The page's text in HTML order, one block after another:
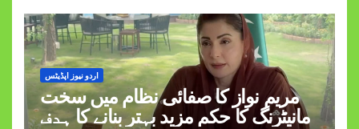
اردو نیوز اپڈیٹس
مریم نواز کا صفائی نظام میں سخت
مانیٹرنگ کا حکم مزید بہتر بنانے کا ہدف